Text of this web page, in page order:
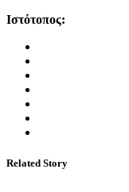
Ιστότοπος:
Related Story